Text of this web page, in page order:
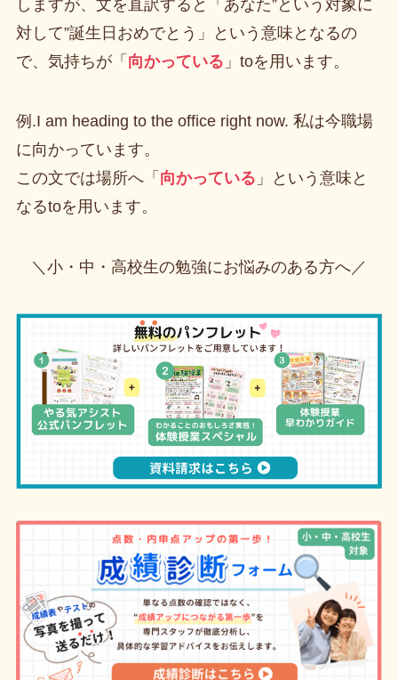
しますが、文を直訳すると「あなた”という対象に
対して”誕生日おめでとう」という意味となるの
で、気持ちが「 向かっている 」toを用います。
例.I am heading to the office right now. 私は今職場
に向かっています。
この文では場所へ「 向かっている 」という意味と
なるtoを用います。
＼小・中・高校生の勉強にお悩みのある方へ／